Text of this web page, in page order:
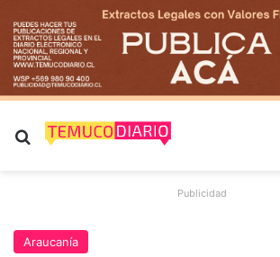
Buscar por
Publicidad
Araucanía